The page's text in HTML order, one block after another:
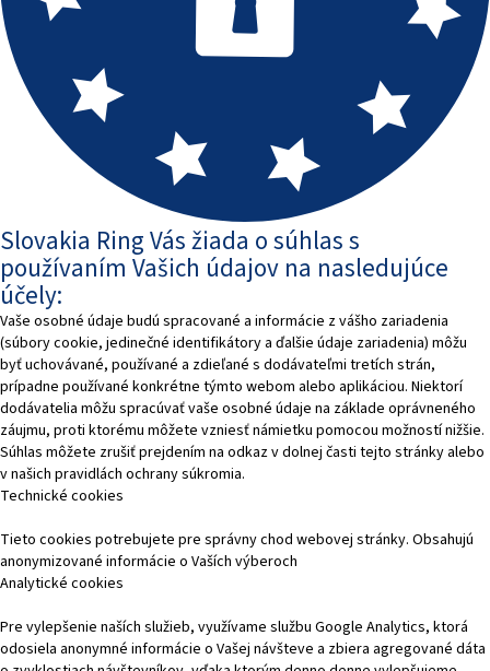
Slovakia Ring Vás žiada o súhlas s
používaním Vašich údajov na nasledujúce
účely:
Vaše osobné údaje budú spracované a informácie z vášho zariadenia
(súbory cookie, jedinečné identifikátory a ďalšie údaje zariadenia) môžu
byť uchovávané, používané a zdieľané s dodávateľmi tretích strán,
prípadne používané konkrétne týmto webom alebo aplikáciou. Niektorí
dodávatelia môžu spracúvať vaše osobné údaje na základe oprávneného
záujmu, proti ktorému môžete vzniesť námietku pomocou možností nižšie.
Súhlas môžete zrušiť prejdením na odkaz v dolnej časti tejto stránky alebo
v našich pravidlách ochrany súkromia.
Technické cookies
Tieto cookies potrebujete pre správny chod webovej stránky. Obsahujú
anonymizované informácie o Vaších výberoch
Analytické cookies
Pre vylepšenie naších služieb, využívame službu Google Analytics, ktorá
odosiela anonymné informácie o Vašej návšteve a zbiera agregované dáta